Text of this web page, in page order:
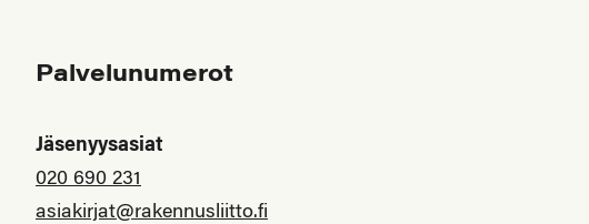
Palvelunumerot
Jäsenyysasiat
020 690 231
asiakirjat@rakennusliitto.fi